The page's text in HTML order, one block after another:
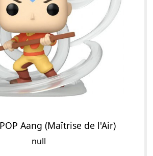
Aang (Maîtrise de l'Air)
null